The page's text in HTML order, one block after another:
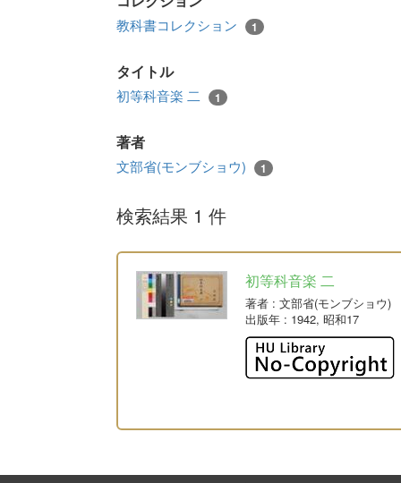
教科書コレクション 1
タイトル
初等科音楽 二 1
著者
文部省(モンブショウ) 1
検索結果 1 件
初等科音楽 二
著者 : 文部省(モンブショウ)
出版年 : 1942, 昭和17